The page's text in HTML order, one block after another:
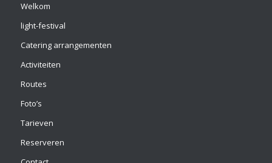
Welkom
light-festival
Catering arrangementen
Activiteiten
Routes
Foto’s
Tarieven
Reserveren